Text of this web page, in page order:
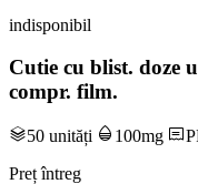
indisponibil
Cutie cu blist. doze
compr. film.
50 unități 100mg
Preț întreg